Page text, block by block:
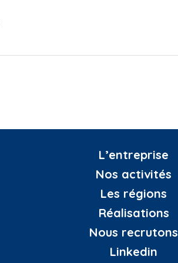
L’entreprise
Nos activités
Les régions
Réalisations
Nous recrutons
Linkedin